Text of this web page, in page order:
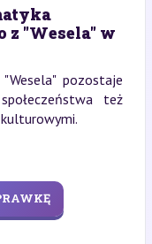
z "Wesela" w
pozostaje
też